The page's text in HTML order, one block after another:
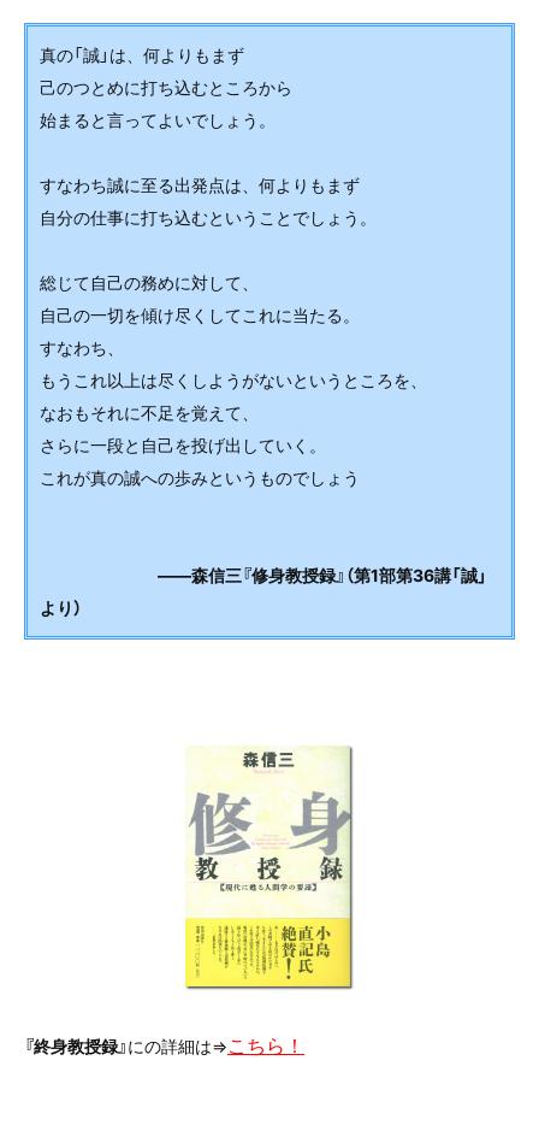
真の「誠」は、何よりもまず
己のつとめに打ち込むところから
始まると言ってよいでしょう。
すなわち誠に至る出発点は、何よりもまず
自分の仕事に打ち込むということでしょう。
総じて自己の務めに対して、
自己の一切を傾け尽くしてこれに当たる。
すなわち、
もうこれ以上は尽くしようがないというところを、
なおもそれに不足を覚えて、
さらに一段と自己を投げ出していく。
これが真の誠への歩みというものでしょう
――森信三『修身教授録』（第1部第36講「誠」
より）
『終身教授録』にの詳細は=>こちら！